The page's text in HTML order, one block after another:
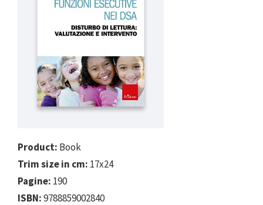
Product: Book
Trim size in cm: 17x24
Pagine: 190
ISBN:9788859002840